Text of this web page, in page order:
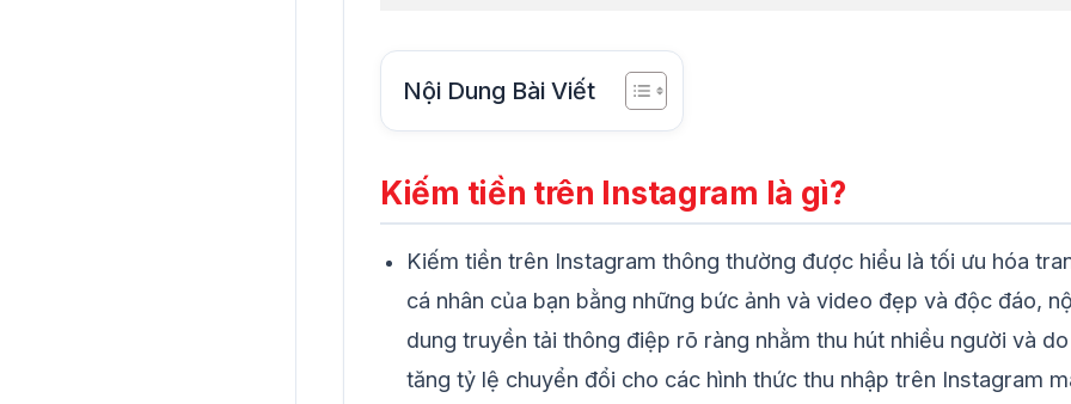
Nội Dung Bài Viết
Kiếm tiền trên Instagram là gì?
Kiếm tiền trên Instagram thông thường được hiểu là tối ưu hóa
cá nhân của bạn bằng những bức ảnh và video đẹp và độc đáo,
dung truyền tải thông điệp rõ ràng nhằm thu hút nhiều người và
tăng tỷ lệ chuyển đổi cho các hình thức thu nhập trên Instagram